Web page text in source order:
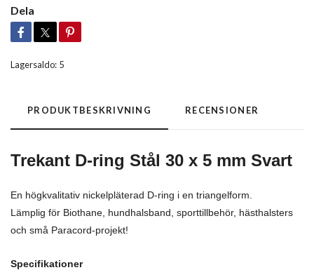
Dela
Lagersaldo: 5
PRODUKTBESKRIVNING RECENSIONER
Trekant D-ring Stål 30 x 5 mm Svart
En högkvalitativ nickelpläterad D-ring i en triangelform.
Lämplig för Biothane, hundhalsband, sporttillbehör, hästhalsters
och små Paracord-projekt!
Specifikationer